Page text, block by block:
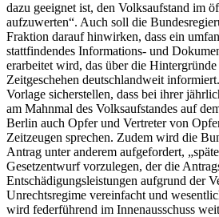
dazu geeignet ist, den Volksaufstand im
aufzuwerten“. Auch soll die
Fraktion darauf hinwirken, dass ein
stattfindendes Informations- und
erarbeitet wird, das über die
Zeitgeschehen deutschlandweit
Vorlage sicherstellen, dass bei ihrer
am Mahnmal des Volksaufstandes auf
Berlin auch Opfer und Vertreter von
Zeitzeugen sprechen. Zudem wird die
Antrag unter anderem aufgefordert,
Gesetzentwurf vorzulegen, der die
Entschädigungsleistungen aufgrund der
Unrechtsregime vereinfacht und
wird federführend im Innenausschuss